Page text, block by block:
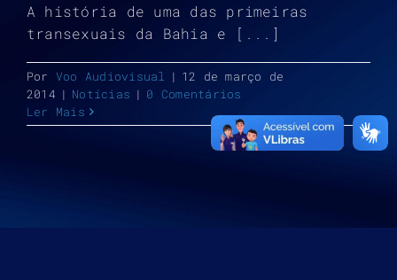
A história de uma das primeiras
transexuais da Bahia e [...]
Por Voo Audiovisual | 12 de março de
2014 | Notícias | 0 Comentários
Ler Mais